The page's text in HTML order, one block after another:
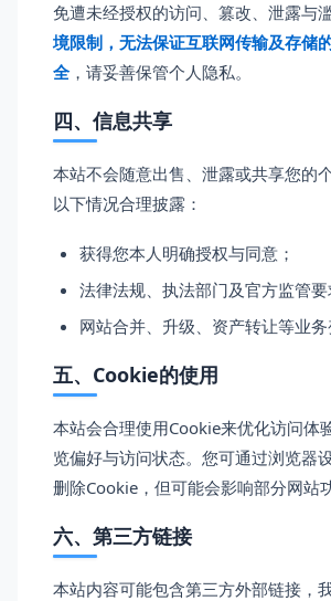
免遭未经授权的访问、篡改、泄露与滥
境限制，无法保证互联网传输及存储
全，请妥善保管个人隐私。
四、信息共享
本站不会随意出售、泄露或共享您的
以下情况合理披露：
获得您本人明确授权与同意；
法律法规、执法部门及官方监管要
网站合并、升级、资产转让等业务
五、Cookie的使用
本站会合理使用Cookie来优化访问体
览偏好与访问状态。您可通过浏览器
删除Cookie，但可能会影响部分网站
六、第三方链接
本站内容可能包含第三方外部链接，